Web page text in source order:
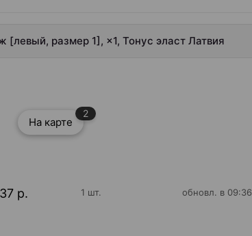
размер 1], ×1, Тонус эласт Латвия
На карте
2
р. 1 шт. обновл. в 09:36